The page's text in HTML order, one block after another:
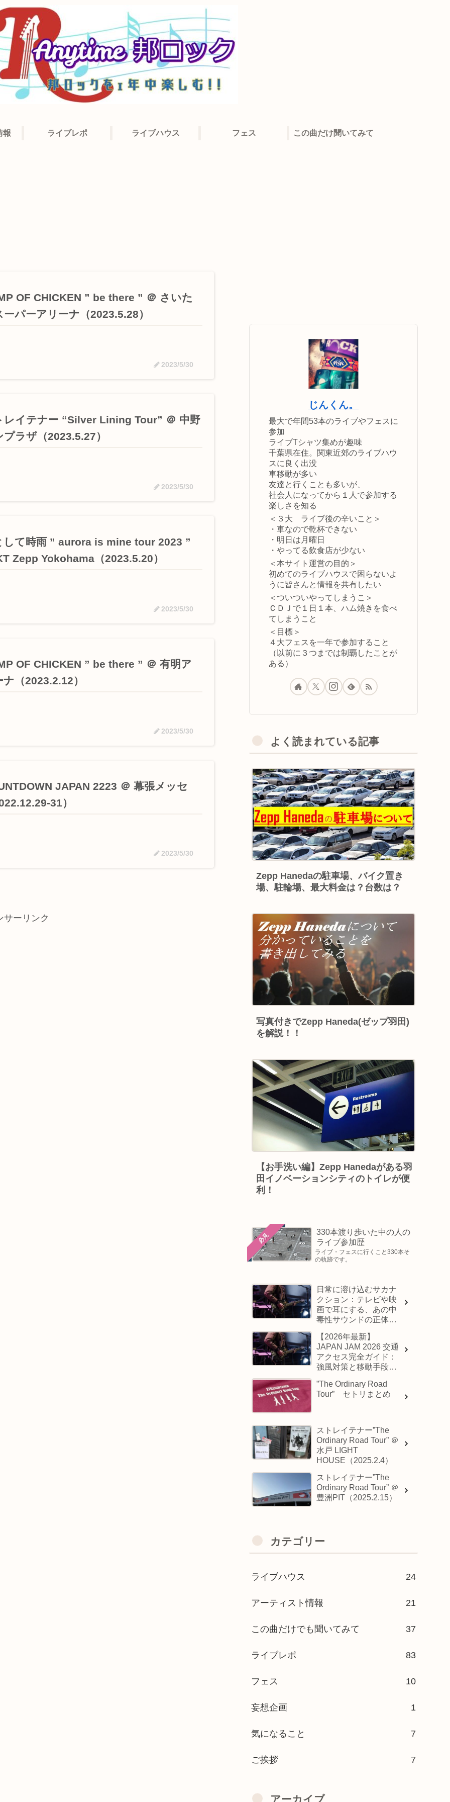
報 ライブレポ ライブハウス フェス この曲だけ聞いてみて
OF CHICKEN ” be there ” ＠ さいた
ーパーアリーナ（2023.5.28）
2023/5/30
レイテナー “Silver Lining Tour” ＠ 中野
プラザ（2023.5.27）
2023/5/30
して時雨 ” aurora is mine tour 2023 ”
Zepp Yokohama（2023.5.20）
2023/5/30
OF CHICKEN ” be there ” ＠ 有明ア
（2023.2.12）
2023/5/30
JAPAN 2223 ＠ 幕張メッセ
31）
2023/5/30
サーリンク
じんくん。
最大で年間53本のライブやフェスに
参加
ライブTシャツ集めが趣味
千葉県在住。関東近郊のライブハウ
スに良く出没
車移動が多い
友達と行くことも多いが、
社会人になってから１人で参加する
楽しさを知る
＜３大 ライブ後の辛いこと＞
・車なので乾杯できない
・明日は月曜日
・やってる飲食店が少ない
＜本サイト運営の目的＞
初めてのライブハウスで困らないよ
うに皆さんと情報を共有したい
＜ついついやってしまうこ＞
ＣＤＪで１日１本、ハム焼きを食べ
てしまうこと
＜目標＞
４大フェスを一年で参加すること
（以前に３つまでは制覇したことが
ある）
よく読まれている記事
Zepp Hanedaの駐車場、バイク置き
場、駐輪場、最大料金は？台数は？
写真付きでZepp Haneda(ゼップ羽田)
を解説！！
【お手洗い編】Zepp Hanedaがある羽
田イノベーションシティのトイレが便
利！
必見
330本渡り歩いた中の人の
ライブ参加歴
ライブ・フェスに行くこと330本そ
の軌跡です。
日常に溶け込むサカナ
クション：テレビや映
画で耳にする、あの中
毒性サウンドの正体と
【2026年最新】
JAPAN JAM 2026 交通
アクセス完全ガイド：
強風対策と移動手段の
”The Ordinary Road
Tour” セトリまとめ
ストレイテナー”The
Ordinary Road Tour” ＠
水戸 LIGHT
HOUSE（2025.2.4）
ストレイテナー”The
Ordinary Road Tour” ＠
豊洲PIT（2025.2.15）
カテゴリー
ライブハウス 24
アーティスト情報 21
この曲だけでも聞いてみて 37
ライブレポ 83
フェス 10
妄想企画 1
気になること 7
ご挨拶 7
アーカイブ